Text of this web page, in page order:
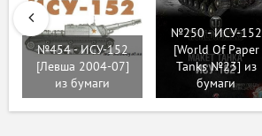
№454 - ИСУ-152
[Левша 2004-07]
из бумаги
№250 - ИСУ-152
[World Of Paper
Tanks №23] из
бумаги